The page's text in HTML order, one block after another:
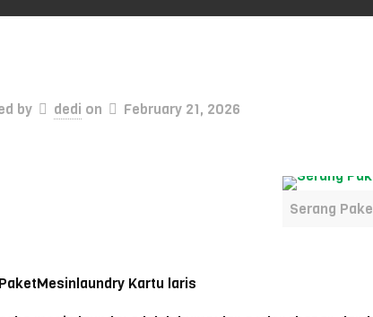
by dedi on February 21, 2026
Serang
Kartu laris